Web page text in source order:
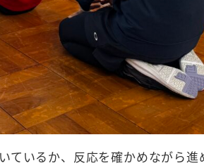
いるか、反応を確かめながら進